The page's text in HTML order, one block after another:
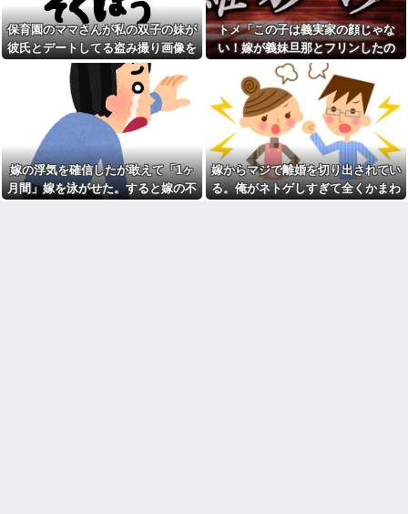
取った行動が大人にも響くもの
で…
彼の同期の嫁が子供を産ん
だ。すると、彼が「出産祝いに
人生ゲームをあげるんだ！」と
話してきて...
【速報】れいわ新選組さん
「いのちの党」に改名ｗｗｗｗ
ｗｗｗｗ
【画像】令和最新版のあのち
ゃん、可愛過ぎてワイらにブッ
刺さりまくりw w w w w w
【衝撃】浅田真央ちゃんの婚
活条件がこちら←むしろコレは
ギレ
ジャンポケ斉藤「同意があっ
たんです。本当です。信じて下
さい」 ←何でこの主張が通ら
父がﾀﾋんだ翌日、彼女から
「今日はつきあって半年の記念
日だね！おめでとう！」とメー
ルが来た。それから連絡は無視
している。「別れたいならせめ
てそう言って」と連絡きたけど
話もしたくないんだよ…….他
弟「エレベーターで知らない
女に蹴られた！」私「何した
保育園のママさんが私の双子の妹が
彼氏とデートしてる盗み撮り画像を
見せて「あとはわかるよね？とりあ
えず5万を家に持ってきて」と脅し
てきた
トメ「この子は義実家の顔じゃな
い！嫁が義妹旦那とフリンしたの
よ！」私「DNA鑑定します？」義妹
旦那「もちろんです」→結果…
嫁の浮気を確信したが敢えて「1ヶ
月間」嫁を泳がせた。すると嫁の不
嫁からマジで離婚を切り出されてい
る。俺がネトゲしすぎて全くかまわ